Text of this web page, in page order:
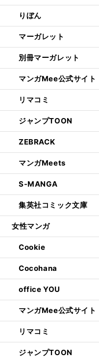
りぼん
マーガレット
別冊マーガレット
マンガMee公式サイト
リマコミ
ジャンプTOON
ZEBRACK
マンガMeets
S-MANGA
集英社コミック文庫
女性マンガ
Cookie
Cocohana
office YOU
マンガMee公式サイト
リマコミ
ジャンプTOON